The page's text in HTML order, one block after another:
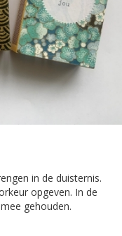
in de duisternis.
opgeven. In de
gehouden.